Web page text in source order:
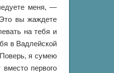
меня, —
вы жаждете
на тебя и
в Вадлейской
я сумею
первого